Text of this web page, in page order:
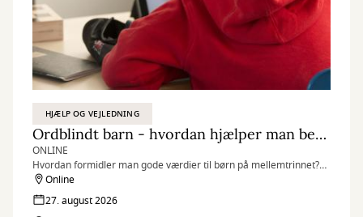
HJÆLP OG VEJLEDNING
Ordblindt barn - hvordan hjælper man bedst?
ONLINE
Hvordan formidler man gode værdier til børn på mellemtrinnet?
Hvad kan jeg gøre?
Hvordan støtter man op omkring struktur, rutiner og lektier?
Online
27. august 2026